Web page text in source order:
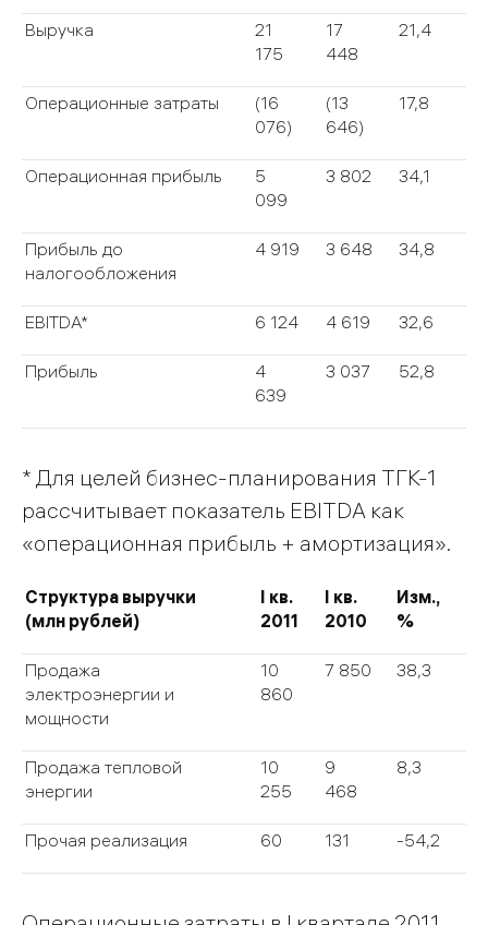
Выручка
21
175
17
448
21,4
Операционные затраты
(16
076)
(13
646)
17,8
Операционная прибыль
5
099
3 802 34,1
Прибыль до
налогообложения
4 919 3 648 34,8
EBITDA* 6 124 4 619 32,6
Прибыль
4
639
3 037 52,8
* Для целей бизнес-планирования ТГК-1
рассчитывает показатель EBITDA как
«операционная прибыль + амортизация».
Структура выручки
(млн рублей)
I кв.
2011
I кв.
2010
Изм.,
%
Продажа
электроэнергии и
мощности
10
860
7 850 38,3
Продажа тепловой
энергии
10
255
9
468
8,3
Прочая реализация 60 131 -54,2